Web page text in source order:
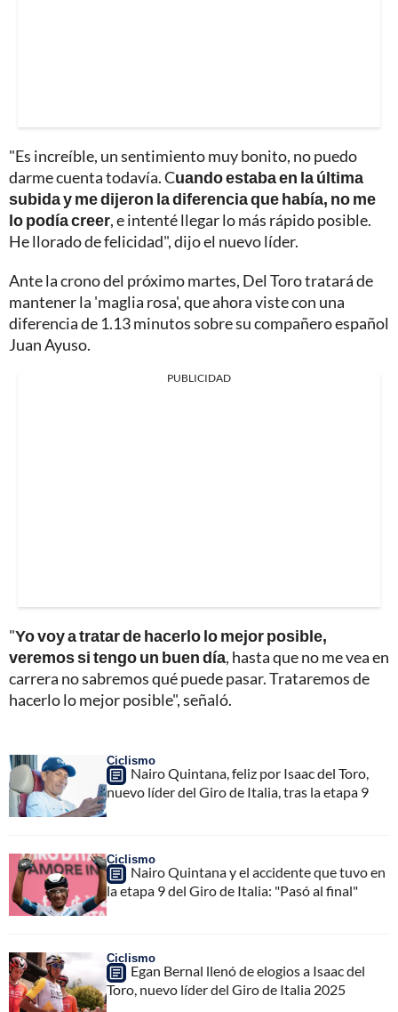
"Es increíble, un sentimiento muy bonito, no puedo
darme cuenta todavía. Cuando estaba en la última
subida y me dijeron la diferencia que había, no me
lo podía creer, e intenté llegar lo más rápido posible.
He llorado de felicidad", dijo el nuevo líder.
Ante la crono del próximo martes, Del Toro tratará de
mantener la 'maglia rosa', que ahora viste con una
diferencia de 1.13 minutos sobre su compañero español
Juan Ayuso.
PUBLICIDAD
"Yo voy a tratar de hacerlo lo mejor posible,
veremos si tengo un buen día, hasta que no me vea en
carrera no sabremos qué puede pasar. Trataremos de
hacerlo lo mejor posible", señaló.
Ciclismo
Nairo Quintana, feliz por Isaac del Toro,
nuevo líder del Giro de Italia, tras la etapa 9
Ciclismo
Nairo Quintana y el accidente que tuvo en
la etapa 9 del Giro de Italia: "Pasó al final"
Ciclismo
Egan Bernal llenó de elogios a Isaac del
Toro, nuevo líder del Giro de Italia 2025